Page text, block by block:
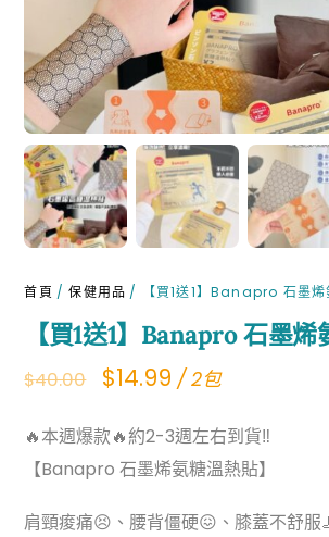
首頁 /保健用品 / 【買1送1】Banapro 石墨烯
【買1送1】Banapro 石墨
$40.00
Original
was:
$40.00.
$14.99Current
is:
$14.99.
/ 2包
🔥本週爆款🔥約2-3週左右到貨‼
【Banapro 石墨烯氨糖溫熱貼】
肩頸痠痛😣、腰背僵硬😖、膝蓋不舒服